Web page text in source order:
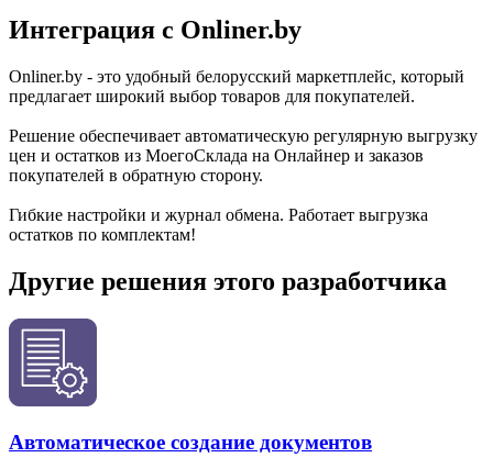
Интеграция с Onliner.by
Onliner.by - это удобный белорусский маркетплейс, который
предлагает широкий выбор товаров для покупателей.
Решение обеспечивает автоматическую регулярную выгрузку
цен и остатков из МоегоСклада на Онлайнер и заказов
покупателей в обратную сторону.
Гибкие настройки и журнал обмена. Работает выгрузка
остатков по комплектам!
Другие решения этого разработчика
Автоматическое создание документов